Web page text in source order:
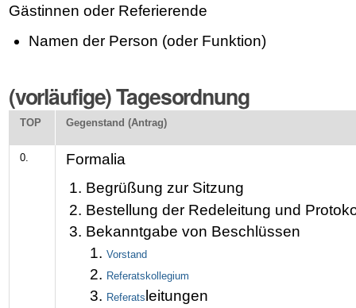
Gästinnen oder Referierende
Namen der Person (oder Funktion)
(vorläufige) Tagesordnung
TOP Gegenstand (Antrag)
0.
Formalia
Begrüßung zur Sitzung
Bestellung der Redeleitung und
Bekanntgabe von Beschlüssen
Vorstand
Referatskollegium
Referats leitungen